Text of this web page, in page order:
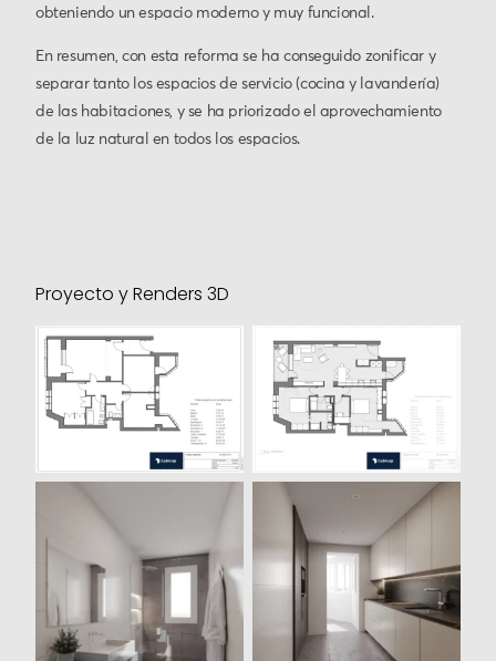
obteniendo un espacio moderno y muy funcional.
En resumen, con esta reforma se ha conseguido zonificar y
separar tanto los espacios de servicio (cocina y lavandería)
de las habitaciones, y se ha priorizado el aprovechamiento
de la luz natural en todos los espacios.
Proyecto y Renders 3D
Plano distribución
existente
Plano nueva
distribución
Render 3D propuesta
Baño
Render 3D propuesta
Cocina